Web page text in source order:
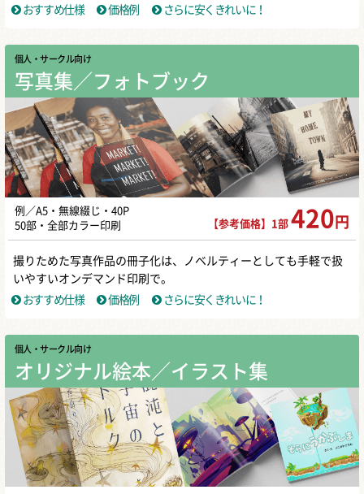
おすすめ仕様 価格例 さらに安くきれいに！
個人・サークル向け
写真集／フォトブック
例／A5・無線綴じ・40P
50部・全部カラー印刷
【参考価格】1部 420 円
撮りためた写真作品の冊子化は、ノベルティーとしても手軽で扱
いやすいオンデマンド印刷で。
おすすめ仕様
価格例 さらに安くきれいに！
個人・サークル向け
オリジナル絵本／イラスト集